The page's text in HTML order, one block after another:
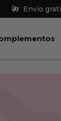
Envío
Juguetes